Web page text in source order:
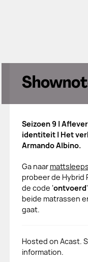
Seizoen 9 |
identiteit | Het
Armando Albino.
Ga naar
probeer de Hybrid
de code ‘ontvoerd
beide matrassen
gaat.
Hosted on Acast.
information.